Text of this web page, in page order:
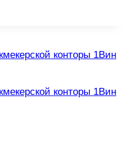
конторы 1Вин
конторы 1Вин